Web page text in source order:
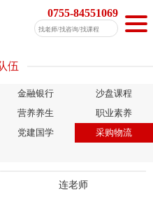
0755-84551069
伍
金融银行
沙盘课程
营养养生
职业素养
党建国学
采购物流
连老师